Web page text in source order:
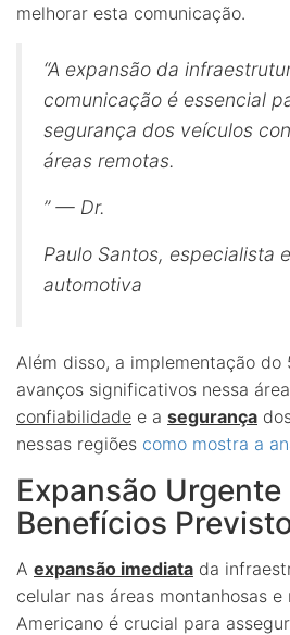
melhorar esta comunicação.
“A expansão da
comunicação é essencial
segurança dos veículos
áreas remotas.
” — Dr.
Paulo Santos, especialista
automotiva
Além disso, a implementação do
avanços significativos nessa
confiabilidade e a segurança
nessas regiões como mostra a
Expansão
Benefícios
A expansão imediata da
celular nas áreas montanhosas
Americano é crucial para